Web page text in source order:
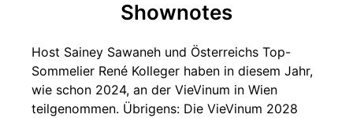
Shownotes
Host Sainey Sawaneh und Österreichs Top-
Sommelier René Kolleger haben in diesem Jahr,
wie schon 2024, an der VieVinum in Wien
teilgenommen. Übrigens: Die VieVinum 2028